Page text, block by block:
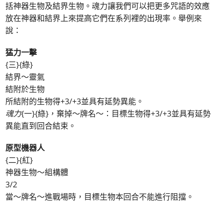
括神器生物及結界生物。魂力讓我們可以把更多咒語的效應
放在神器和結界上來提高它們在系列裡的出現率。舉例來
說：
猛力一擊
{三}{綠}
結界～靈氣
結附於生物
所結附的生物得+3/+3並具有延勢異能。
魂力{一}{綠}，棄掉～牌名～：目標生物得+3/+3並具有延勢
異能直到回合結束。
原型機器人
{二}{紅}
神器生物～組構體
3/2
當～牌名～進戰場時，目標生物本回合不能進行阻擋。